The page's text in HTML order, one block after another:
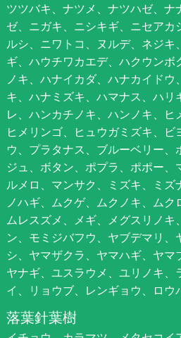
ツツバキ、ナツメ、ナツハゼ、ナ
ゼ、ニガキ、ニシキギ、ニセアカ
ルシ、ニワトコ、ヌルデ、ネジキ
ギ、ハウチワカエデ、ハクウン
ノキ、ハナイカダ、ハナカイドウ
キ、ハナミズキ、ハマナス、ハリ
レ、ハンカチノキ、ハンノキ、ヒ
ヒメリンゴ、ヒュウガミズキ、ビ
ウ、プラタナス、ブルーベリー、
ジュ、ボタン、ポプラ、ポポー
ルメロ、マンサク、ミズキ、ミ
ノハギ、ムクゲ、ムクノキ、ムク
ムレスズメ、メギ、メグスリノキ
ン、モミジバフウ、ヤブデマリ
シ、ヤマザクラ、ヤマハギ、ヤマ
ヤナギ、ユスラウメ、ユリノキ
イ、リョウブ、レンギョウ、ロウ
落葉針葉樹